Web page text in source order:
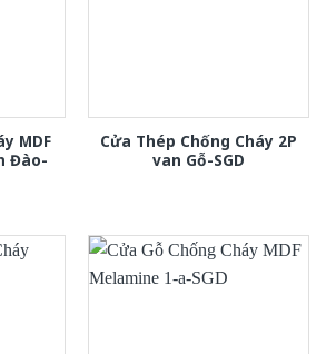
MDF
Đào-
Cửa Thép Chống Cháy 2P
van Gỗ-SGD